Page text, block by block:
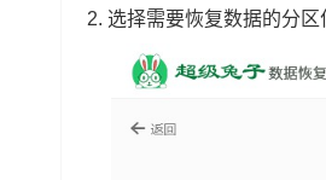
2. 选择需要恢复数据的分区